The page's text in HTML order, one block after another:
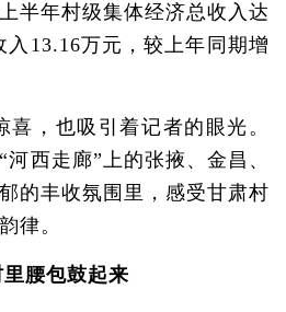
半年村级集体经济总收入达
入13.16万元，较上年同期增
，也吸引着记者的眼光。
西走廊”上的张掖、金昌、
的丰收氛围里，感受甘肃村
律。
腰包鼓起来